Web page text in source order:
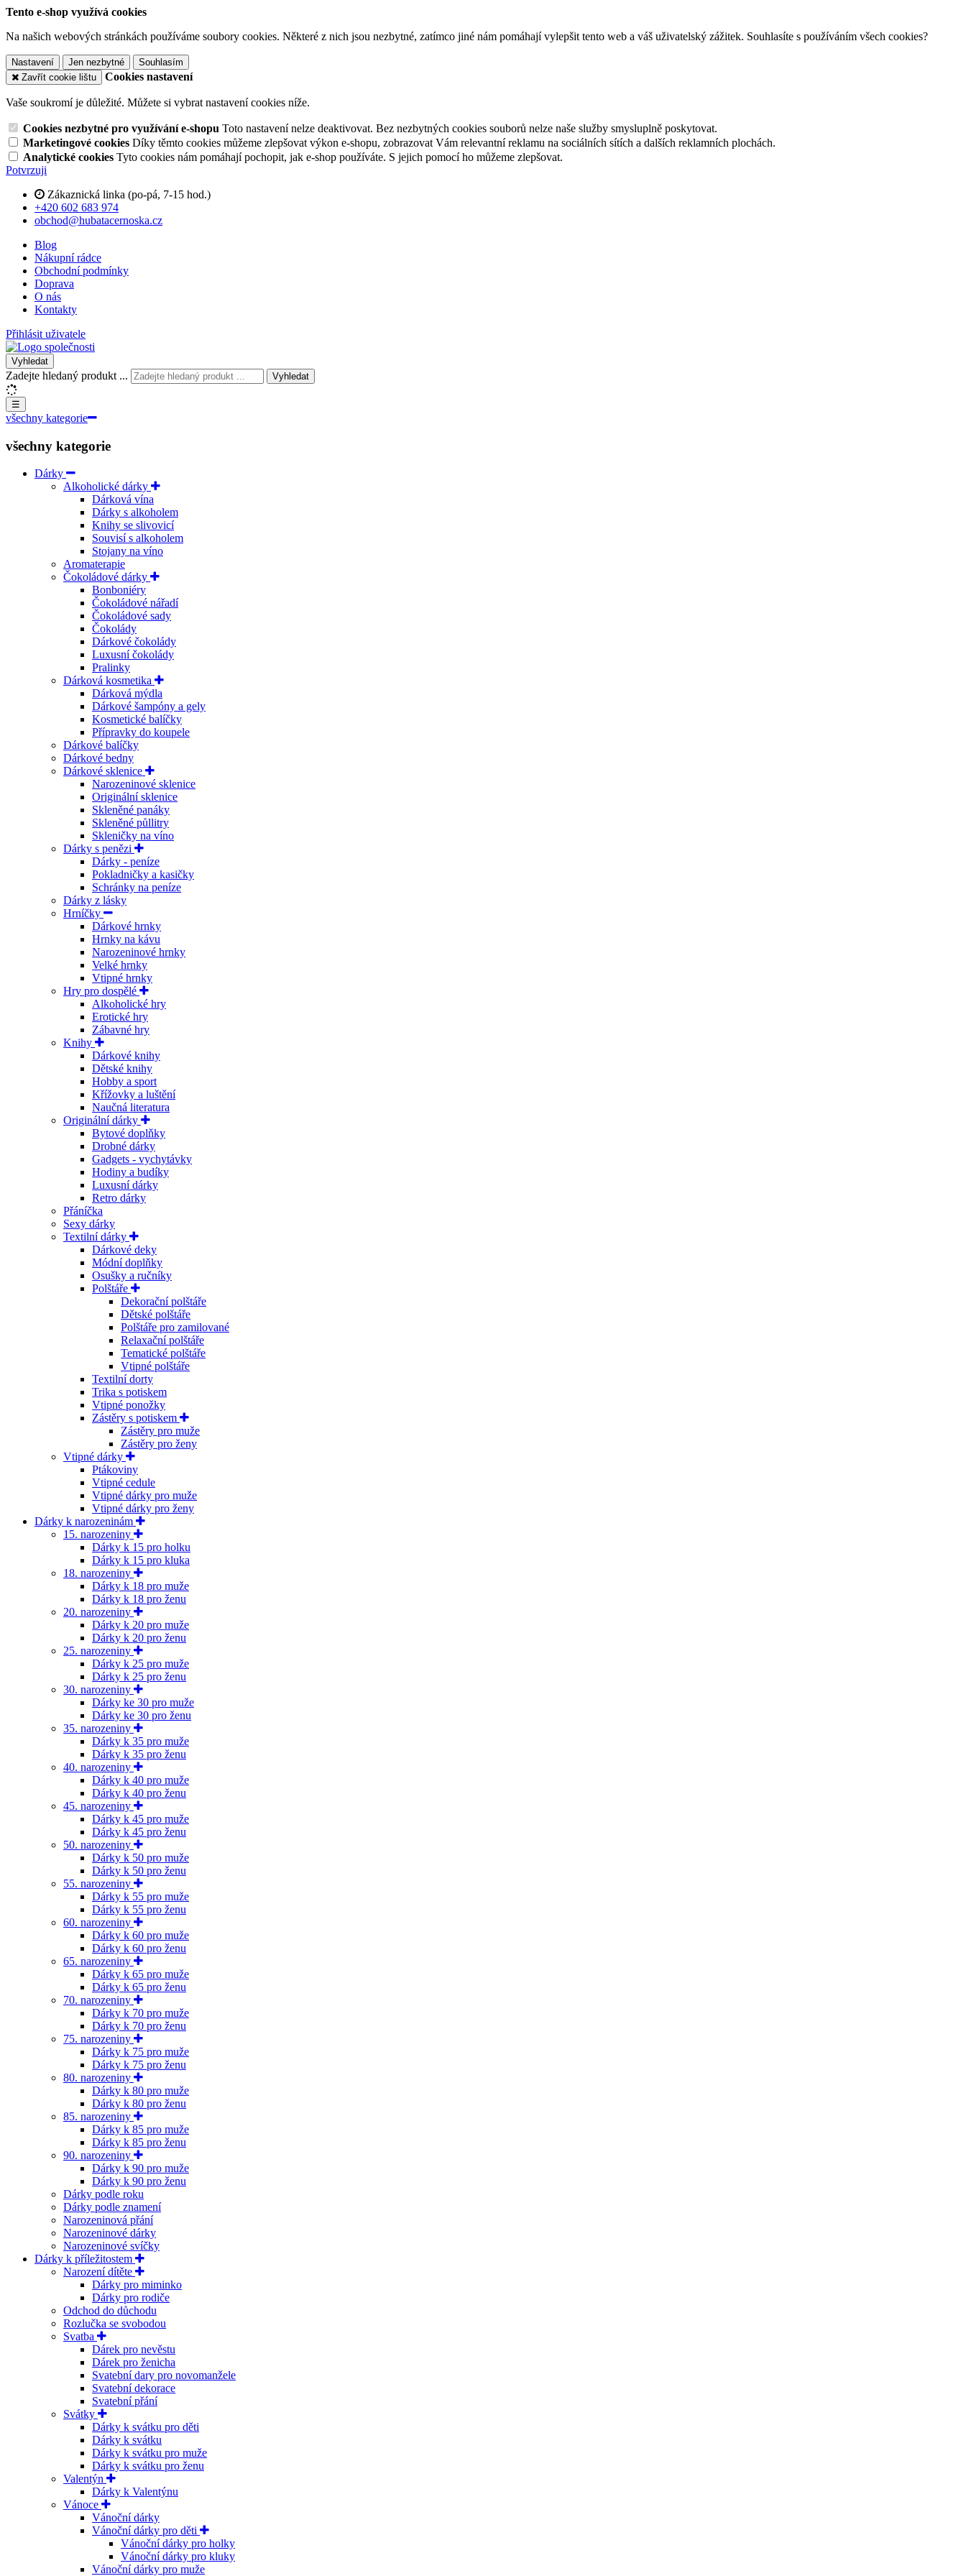
Tento e-shop využívá cookies
Na našich webových stránkách používáme soubory cookies. Některé z nich jsou nezbytné, zatímco jiné nám pomáhají vylepšit tento web a váš uživatelský zážitek. Souhlasíte s používáním všech cookies?
Nastavení Jen nezbytné
Souhlasím
Zavřít cookie lištu
Cookies nastavení
Vaše soukromí je důležité. Můžete si vybrat nastavení cookies níže.
Cookies nezbytné pro využívání e-shopu Toto nastavení nelze deaktivovat. Bez nezbytných cookies souborů nelze naše služby smysluplně poskytovat.
Marketingové cookies Díky těmto cookies můžeme zlepšovat výkon e-shopu, zobrazovat Vám relevantní reklamu na sociálních sítích a dalších reklamních plochách.
Analytické cookies Tyto cookies nám pomáhají pochopit, jak e-shop používáte. S jejich pomocí ho můžeme zlepšovat.
Potvrzuji
Zákaznická linka (po-pá, 7-15 hod.)
+420 602 683 974
obchod@hubatacernoska.cz
Blog
Nákupní rádce
Obchodní podmínky
Doprava
O nás
Kontakty
Přihlásit uživatele
Vyhledat
Zadejte hledaný produkt ... Vyhledat
☰
všechny kategorie
všechny kategorie
Dárky
Alkoholické dárky
Dárková vína
Dárky s alkoholem
Knihy se slivovicí
Souvisí s alkoholem
Stojany na víno
Aromaterapie
Čokoládové dárky
Bonboniéry
Čokoládové nářadí
Čokoládové sady
Čokolády
Dárkové čokolády
Luxusní čokolády
Pralinky
Dárková kosmetika
Dárková mýdla
Dárkové šampóny a gely
Kosmetické balíčky
Přípravky do koupele
Dárkové balíčky
Dárkové bedny
Dárkové sklenice
Narozeninové sklenice
Originální sklenice
Skleněné panáky
Skleněné půllitry
Skleničky na víno
Dárky s penězi
Dárky - peníze
Pokladničky a kasičky
Schránky na peníze
Dárky z lásky
Hrníčky
Dárkové hrnky
Hrnky na kávu
Narozeninové hrnky
Velké hrnky
Vtipné hrnky
Hry pro dospělé
Alkoholické hry
Erotické hry
Zábavné hry
Knihy
Dárkové knihy
Dětské knihy
Hobby a sport
Křížovky a luštění
Naučná literatura
Originální dárky
Bytové doplňky
Drobné dárky
Gadgets - vychytávky
Hodiny a budíky
Luxusní dárky
Retro dárky
Přáníčka
Sexy dárky
Textilní dárky
Dárkové deky
Módní doplňky
Osušky a ručníky
Polštáře
Dekorační polštáře
Dětské polštáře
Polštáře pro zamilované
Relaxační polštáře
Tematické polštáře
Vtipné polštáře
Textilní dorty
Trika s potiskem
Vtipné ponožky
Zástěry s potiskem
Zástěry pro muže
Zástěry pro ženy
Vtipné dárky
Ptákoviny
Vtipné cedule
Vtipné dárky pro muže
Vtipné dárky pro ženy
Dárky k narozeninám
15. narozeniny
Dárky k 15 pro holku
Dárky k 15 pro kluka
18. narozeniny
Dárky k 18 pro muže
Dárky k 18 pro ženu
20. narozeniny
Dárky k 20 pro muže
Dárky k 20 pro ženu
25. narozeniny
Dárky k 25 pro muže
Dárky k 25 pro ženu
30. narozeniny
Dárky ke 30 pro muže
Dárky ke 30 pro ženu
35. narozeniny
Dárky k 35 pro muže
Dárky k 35 pro ženu
40. narozeniny
Dárky k 40 pro muže
Dárky k 40 pro ženu
45. narozeniny
Dárky k 45 pro muže
Dárky k 45 pro ženu
50. narozeniny
Dárky k 50 pro muže
Dárky k 50 pro ženu
55. narozeniny
Dárky k 55 pro muže
Dárky k 55 pro ženu
60. narozeniny
Dárky k 60 pro muže
Dárky k 60 pro ženu
65. narozeniny
Dárky k 65 pro muže
Dárky k 65 pro ženu
70. narozeniny
Dárky k 70 pro muže
Dárky k 70 pro ženu
75. narozeniny
Dárky k 75 pro muže
Dárky k 75 pro ženu
80. narozeniny
Dárky k 80 pro muže
Dárky k 80 pro ženu
85. narozeniny
Dárky k 85 pro muže
Dárky k 85 pro ženu
90. narozeniny
Dárky k 90 pro muže
Dárky k 90 pro ženu
Dárky podle roku
Dárky podle znamení
Narozeninová přání
Narozeninové dárky
Narozeninové svíčky
Dárky k příležitostem
Narození dítěte
Dárky pro miminko
Dárky pro rodiče
Odchod do důchodu
Rozlučka se svobodou
Svatba
Dárek pro nevěstu
Dárek pro ženicha
Svatební dary pro novomanžele
Svatební dekorace
Svatební přání
Svátky
Dárky k svátku pro děti
Dárky k svátku
Dárky k svátku pro muže
Dárky k svátku pro ženu
Valentýn
Dárky k Valentýnu
Vánoce
Vánoční dárky
Vánoční dárky pro děti
Vánoční dárky pro holky
Vánoční dárky pro kluky
Vánoční dárky pro muže